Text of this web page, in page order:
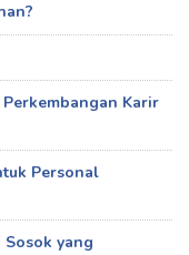
Karir
Personal
yang